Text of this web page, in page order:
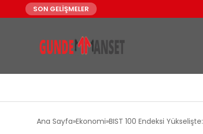
SON GELİŞMELER
Ana Sayfa Ekonomi BIST 100 Endeksi